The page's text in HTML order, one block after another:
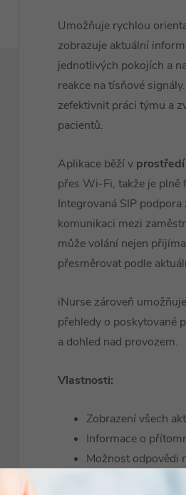
Umožňuje rychlou
zobrazuje aktuální
jednotlivých pokojích a
reakce na tísňové
zefektivnit práci týmu a
pacientů.
Aplikace běží v
přes Wi-Fi, takže je plně
Integrovaná SIP
komunikaci mezi
může volání nejen
přesměrovat podle
iNurse zároveň
přehledy o poskytované
a dohled nad provozem.
Vlastnosti:
Zobrazení všech
Informace o
Možnost odpovědi